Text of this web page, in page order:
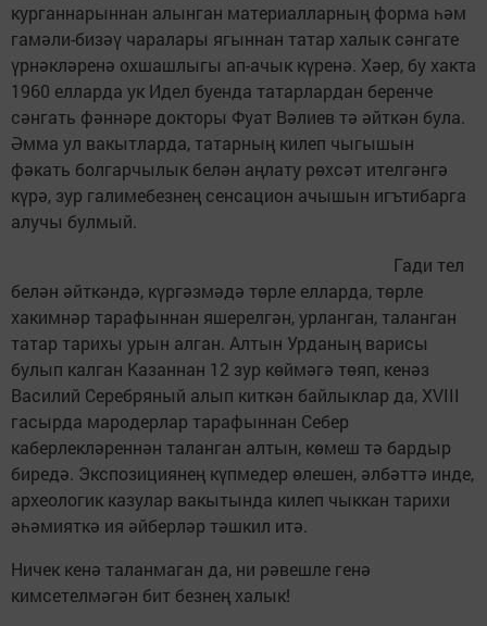
курганнарыннан алынган материалларның форма һәм
гамәли-бизәү чаралары ягыннан татар халык сәнгате
үрнәкләренә охшашлыгы ап-ачык күренә. Хәер, бу хакта
1960 елларда ук Идел буенда татарлардан беренче
сәнгать фәннәре докторы Фуат Вәлиев тә әйткән була.
Әмма ул вакытларда, татарның килеп чыгышын
фәкать болгарчылык белән аңлату рөхсәт ителгәнгә
күрә, зур галимебезнең сенсацион ачышын игътибарга
алучы булмый.
Гади тел
белән әйткәндә, күргәзмәдә төрле елларда, төрле
хакимнәр тарафыннан яшерелгән, урланган, таланган
татар тарихы урын алган. Алтын Урданың варисы
булып калган Казаннан 12 зур көймәгә төяп, кенәз
Василий Серебряный алып киткән байлыклар да, XVIII
гасырда мародерлар тарафыннан Себер
каберлекләреннән таланган алтын, көмеш тә бардыр
биредә. Экспозициянең күпмедер өлешен, әлбәттә инде,
археологик казулар вакытында килеп чыккан тарихи
әһәмияткә ия әйберләр тәшкил итә.
Ничек кенә таланмаган да, ни рәвешле генә
кимсетелмәгән бит безнең халык!